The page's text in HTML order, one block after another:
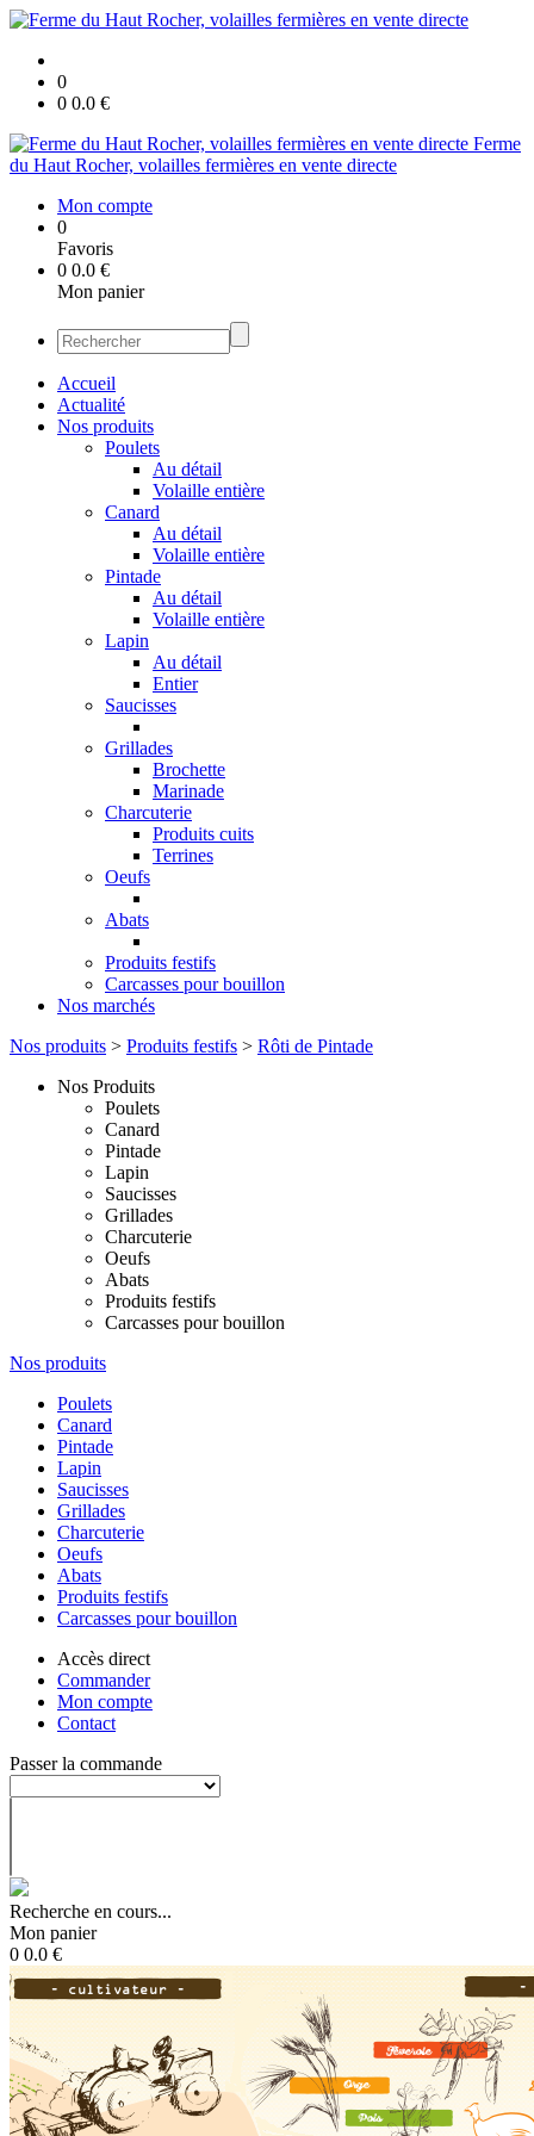
0
0 0.0 €
Ferme
du Haut Rocher, volailles fermières en vente directe
Mon compte
0
Favoris
0 0.0 €
Mon panier
Accueil
Actualité
Nos produits
Poulets
Au détail
Volaille entière
Canard
Au détail
Volaille entière
Pintade
Au détail
Volaille entière
Lapin
Au détail
Entier
Saucisses
Grillades
Brochette
Marinade
Charcuterie
Produits cuits
Terrines
Oeufs
Abats
Produits festifs
Carcasses pour bouillon
Nos marchés
Nos produits > Produits festifs > Rôti de Pintade
Nos Produits
Poulets
Canard
Pintade
Lapin
Saucisses
Grillades
Charcuterie
Oeufs
Abats
Produits festifs
Carcasses pour bouillon
Nos produits
Poulets
Canard
Pintade
Lapin
Saucisses
Grillades
Charcuterie
Oeufs
Abats
Produits festifs
Carcasses pour bouillon
Accès direct
Commander
Mon compte
Contact
Passer la commande
Recherche en cours...
Mon panier
0 0.0 €